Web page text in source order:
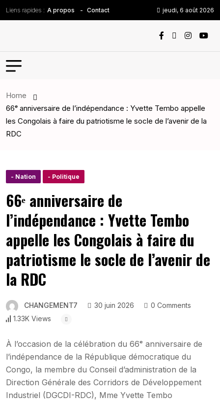
Liens rapides : A propos Contact jeudi, 6 août 2026
Home
66ᵉ anniversaire de l’indépendance : Yvette Tembo appelle
les Congolais à faire du patriotisme le socle de l’avenir de la
RDC
- Nation - Politique
66ᵉ anniversaire de
l’indépendance : Yvette Tembo
appelle les Congolais à faire du
patriotisme le socle de l’avenir de
la RDC
CHANGEMENT7 30 juin 2026
0 Comments
1.33K Views
À l’occasion de la célébration du 66ᵉ anniversaire de
l’indépendance de la République démocratique du
Congo, la membre du Conseil d’administration de la
Direction Générale des Corridors de Développement
Industriel (DGCDI-RDC), Mme Yvette Tembo